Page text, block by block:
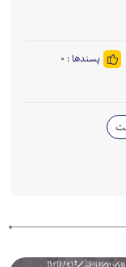
پسندها : ۰